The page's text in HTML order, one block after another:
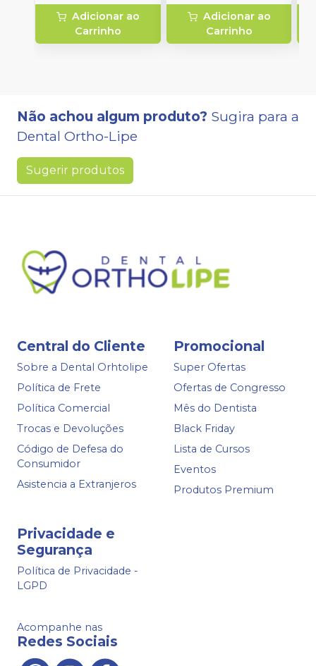
Adicionar ao
Carrinho
Adicionar ao
Carrinho
Não achou algum produto? Sugira para a
Dental Ortho-Lipe
Sugerir produtos
Central do Cliente
Sobre a Dental Orhtolipe
Política de Frete
Política Comercial
Trocas e Devoluções
Código de Defesa do
Consumidor
Asistencia a Extranjeros
Promocional
Super Ofertas
Ofertas de Congresso
Mês do Dentista
Black Friday
Lista de Cursos
Eventos
Produtos Premium
Privacidade e
Segurança
Política de Privacidade -
LGPD
Acompanhe nas
Redes Sociais